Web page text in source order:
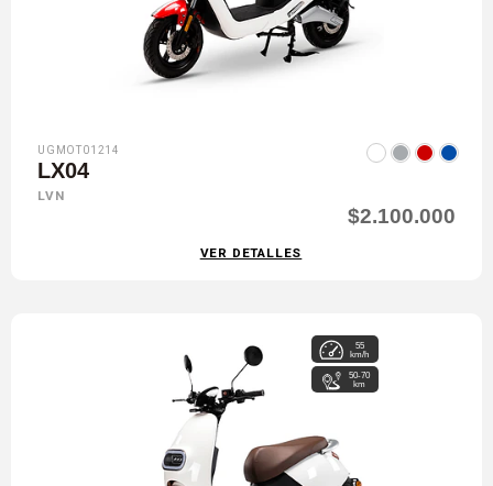
UGMOT01214
LX04
LVN
$2.100.000
VER DETALLES
55
km/h
50-70
km